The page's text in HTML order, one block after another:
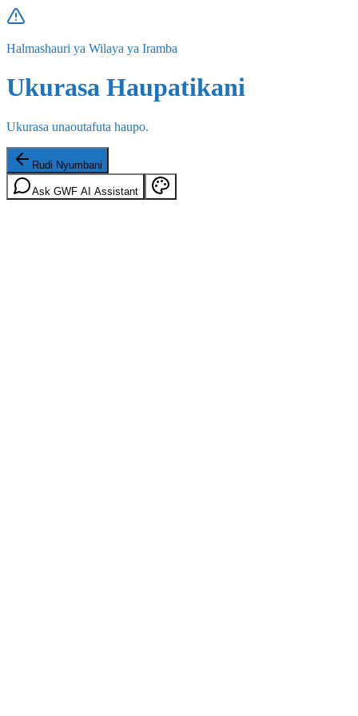
Halmashauri ya Wilaya ya Iramba
Ukurasa Haupatikani
Ukurasa unaoutafuta haupo.
Rudi Nyumbani
Ask GWF AI Assistant